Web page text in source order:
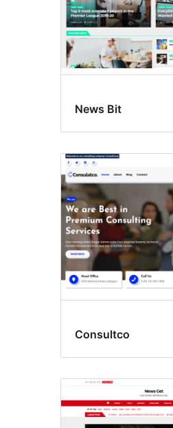
News Bit
Consultco